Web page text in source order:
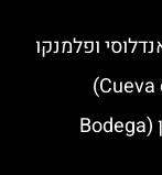
יקב ליד מלאגה – סיור ליקב וטעימות יין (Bodega